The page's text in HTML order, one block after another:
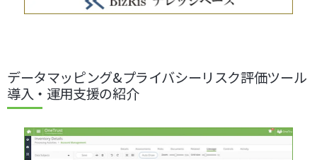
データマッピング&プライバシーリスク評価ツール
導入・運用支援の紹介